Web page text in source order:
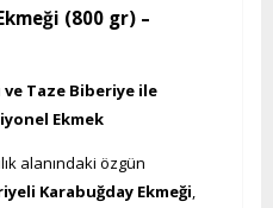
(800 gr) –
Taze Biberiye ile
Ekmek
alanındaki özgün
Karabuğday Ekmeği,